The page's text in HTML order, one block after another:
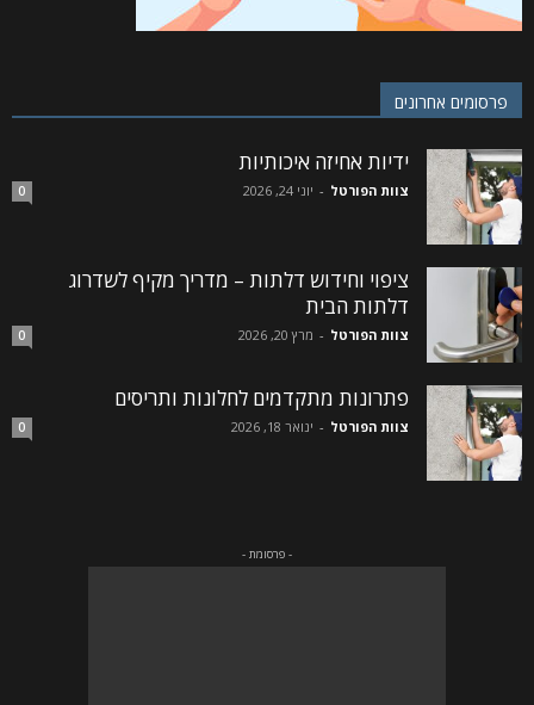
פרסומים אחרונים
ידיות אחיזה איכותיות
צוות הפורטל - יוני 24, 2026 0
ציפוי וחידוש דלתות – מדריך מקיף לשדרוג
דלתות הבית
צוות הפורטל - מרץ 20, 2026 0
פתרונות מתקדמים לחלונות ותריסים
צוות הפורטל - ינואר 18, 2026 0
- פרסומת -